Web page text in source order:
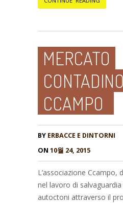
MERCATO
CCAMPO
BY ERBACCE E DINTORNI
ON 10월 24, 2015
L’associazione Ccampo,
nel lavoro di
autoctoni attraverso il